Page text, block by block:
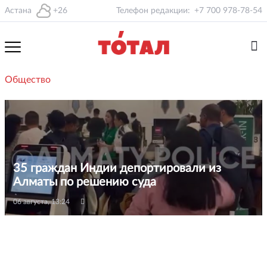
Астана +26 Телефон редакции: +7 700 978-78-54
Общество
35 граждан Индии депортировали из
Алматы по решению суда
06 августа, 13:24